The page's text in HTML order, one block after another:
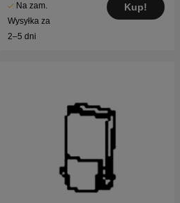
Na zam.
Wysyłka za
2–5 dni
Kup!